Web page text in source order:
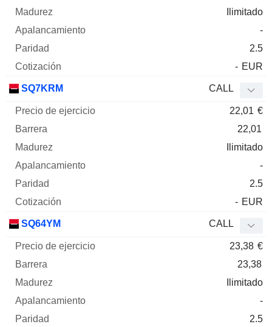
Ilimitado
-
2.5
- EUR
SQ7KRM CALL
22,01 €
22,01
Ilimitado
-
2.5
- EUR
SQ64YM CALL
23,38 €
23,38
Ilimitado
-
2.5